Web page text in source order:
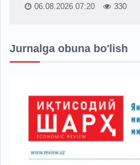
06.08.2026 07:20 330
Jurnalga obuna bo'lish